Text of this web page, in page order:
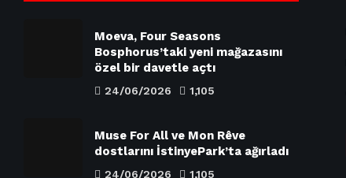
Moeva, Four Seasons
Bosphorus’taki yeni mağazasını
özel bir davetle açtı
24/06/2026 1,105
Muse For All ve Mon Rêve
dostlarını İstinyePark’ta ağırladı
24/06/2026 1,105